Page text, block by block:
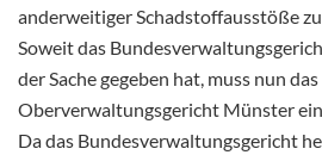
anderweitiger Schadstoffausstöße
Soweit das
der Sache gegeben hat, muss nun das
Oberverwaltungsgericht Münster
Da das Bundesverwaltungsgericht